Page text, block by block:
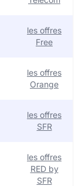
les offres
Free
les offres
Orange
les offres
SFR
les offres
RED by
SFR